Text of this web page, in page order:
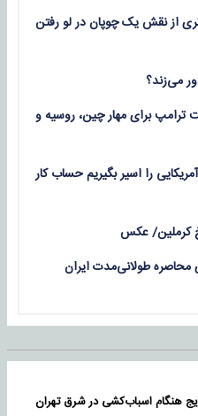
از نقش یک چوپان در لو رفتن
می‌زند؟
ترامپ برای مهار چین، روسیه و
روزی که ۱۰۰ نفر آمریکایی را اسیر بگیریم حساب کار
کرملین/ عکس
طولانی‌مدت ایران
رایج هنگام اسباب‌کشی در شرق تهران